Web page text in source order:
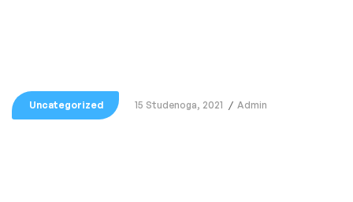
Uncategorized 15 Studenoga, 2021 Admin